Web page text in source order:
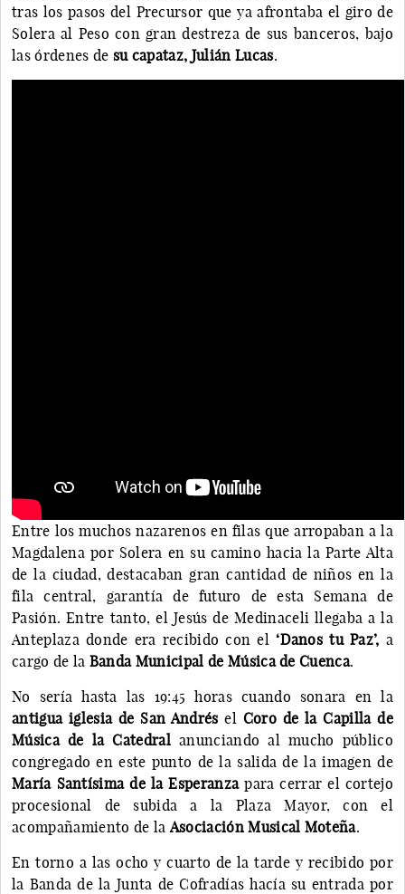
tras los pasos del Precursor que ya afrontaba el giro de
Solera al Peso con gran destreza de sus banceros, bajo
las órdenes de su capataz, Julián Lucas.
Entre los muchos nazarenos en filas que arropaban a la
Magdalena por Solera en su camino hacia la Parte Alta
de la ciudad, destacaban gran cantidad de niños en la
fila central, garantía de futuro de esta Semana de
Pasión. Entre tanto, el Jesús de Medinaceli llegaba a la
Anteplaza donde era recibido con el ‘Danos tu Paz’, a
cargo de la Banda Municipal de Música de Cuenca.
No sería hasta las 19:45 horas cuando sonara en la
antigua iglesia de San Andrés el Coro de la Capilla de
Música de la Catedralanunciando al mucho público
congregado en este punto de la salida de la imagen de
María Santísima de la Esperanzapara cerrar el cortejo
procesional de subida a la Plaza Mayor, con el
acompañamiento de la Asociación Musical Moteña.
En torno a las ocho y cuarto de la tarde y recibido por
la Banda de la Junta de Cofradías hacía su entrada por